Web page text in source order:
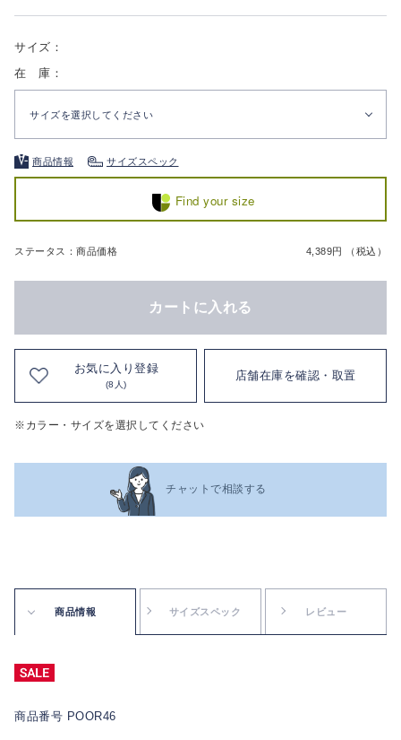
サイズ：
在 庫：
サイズを選択してください
商品情報 サイズスペック
Find your size
ステータス：商品価格 4,389円 （税込）
カートに入れる
お気に入り登録
(8人)
店舗在庫を確認・取置
※カラー・サイズを選択してください
チャットで相談する
商品情報 サイズスペック レビュー
商品番号 POOR46